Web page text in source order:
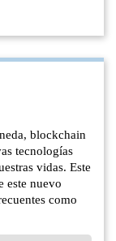
blockchain
tecnologías
vidas. Este
este nuevo
como